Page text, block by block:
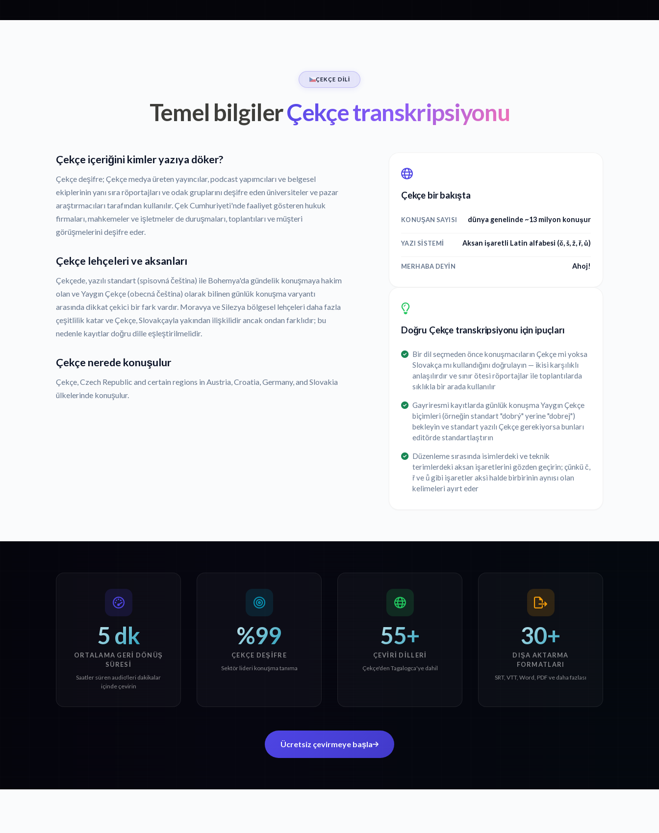
ÇEKÇE DILI
Temel bilgilerÇekçe transkripsiyonu
Çekçe içeriğini kimler yazıya döker?
Çekçe deşifre; Çekçe medya üreten yayıncılar, podcast yapımcıları ve belgesel
ekiplerinin yanı sıra röportajları ve odak gruplarını deşifre eden üniversiteler ve pazar
araştırmacıları tarafından kullanılır. Çek Cumhuriyeti'nde faaliyet gösteren hukuk
firmaları, mahkemeler ve işletmeler de duruşmaları, toplantıları ve müşteri
görüşmelerini deşifre eder.
Çekçe lehçeleri ve aksanları
Çekçede, yazılı standart (spisovná čeština) ile Bohemya'da gündelik konuşmaya hakim
olan ve Yaygın Çekçe (obecná čeština) olarak bilinen günlük konuşma varyantı
arasında dikkat çekici bir fark vardır. Moravya ve Silezya bölgesel lehçeleri daha fazla
çeşitlilik katar ve Çekçe, Slovakçayla yakından ilişkilidir ancak ondan farklıdır; bu
nedenle kayıtlar doğru dille eşleştirilmelidir.
Çekçe nerede konuşulur
Çekçe, Czech Republic and certain regions in Austria, Croatia, Germany, and Slovakia
ülkelerinde konuşulur.
Çekçe bir bakışta
KONUŞAN SAYISI dünya genelinde ~13 milyon konuşur
YAZI SISTEMI Aksan işaretli Latin alfabesi (č, š, ž, ř, ů)
MERHABA DEYIN Ahoj!
Doğru Çekçe transkripsiyonu için ipuçları
Bir dil seçmeden önce konuşmacıların Çekçe mi yoksa
Slovakça mı kullandığını doğrulayın — ikisi karşılıklı
anlaşılırdır ve sınır ötesi röportajlar ile toplantılarda
sıklıkla bir arada kullanılır
Gayriresmi kayıtlarda günlük konuşma Yaygın Çekçe
biçimleri (örneğin standart "dobrý" yerine "dobrej")
bekleyin ve standart yazılı Çekçe gerekiyorsa bunları
editörde standartlaştırın
Düzenleme sırasında isimlerdeki ve teknik
terimlerdeki aksan işaretlerini gözden geçirin; çünkü č,
ř ve ů gibi işaretler aksi halde birbirinin aynısı olan
kelimeleri ayırt eder
5 dk
ORTALAMA GERI DÖNÜŞ
SÜRESI
Saatler süren audio'leri dakikalar
içinde çevirin
%99
ÇEKÇE DEŞIFRE
Sektör lideri konuşma tanıma
55+
ÇEVIRI DILLERI
Çekçe'den Tagalogca'ye dahil
30+
DIŞA AKTARMA
FORMATLARI
SRT, VTT, Word, PDF ve daha fazlası
Ücretsiz çevirmeye başla